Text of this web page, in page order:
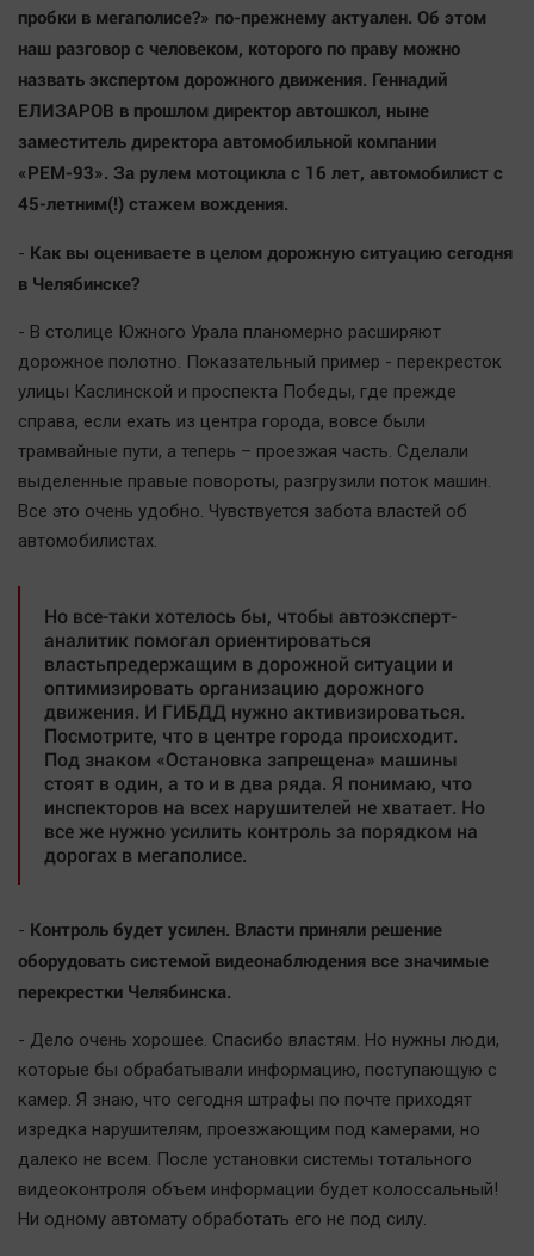
Общество
Политика
Экономика
Культура
Спорт
Технологии
Отраслевые темы
Hедвижимость
Образование
Автомобили
XX век: криминальные уроки
Банки
Медиаграмотность
Новости компаний
Прогулки по городу Ч
Спецпроект
Статистика
Челябинск космический
Bookworms
English version
Online-консультация
Актуальная тема
Афиша
Блогеркуль
Быстрый медиазавод
Вирус чтения
пробки в мегаполисе?» по-прежнему актуален. Об этом
наш разговор с человеком, которого по праву можно
назвать экспертом дорожного движения. Геннадий
ЕЛИЗАРОВ в прошлом директор автошкол, ныне
заместитель директора автомобильной компании
«РЕМ-93». За рулем мотоцикла с 16 лет, автомобилист с
45-летним(!) стажем вождения.
- Как вы оцениваете в целом дорожную ситуацию сегодня
в Челябинске?
- В столице Южного Урала планомерно расширяют
дорожное полотно. Показательный пример - перекресток
улицы Каслинской и проспекта Победы, где прежде
справа, если ехать из центра города, вовсе были
трамвайные пути, а теперь – проезжая часть. Сделали
выделенные правые повороты, разгрузили поток машин.
Все это очень удобно. Чувствуется забота властей об
автомобилистах.
Но все-таки хотелось бы, чтобы автоэксперт-
аналитик помогал ориентироваться
властьпредержащим в дорожной ситуации и
оптимизировать организацию дорожного
движения. И ГИБДД нужно активизироваться.
Посмотрите, что в центре города происходит.
Под знаком «Остановка запрещена» машины
стоят в один, а то и в два ряда. Я понимаю, что
инспекторов на всех нарушителей не хватает. Но
все же нужно усилить контроль за порядком на
дорогах в мегаполисе.
- Контроль будет усилен. Власти приняли решение
оборудовать системой видеонаблюдения все значимые
перекрестки Челябинска.
- Дело очень хорошее. Спасибо властям. Но нужны люди,
которые бы обрабатывали информацию, поступающую с
камер. Я знаю, что сегодня штрафы по почте приходят
изредка нарушителям, проезжающим под камерами, но
далеко не всем. После установки системы тотального
видеоконтроля объем информации будет колоссальный!
Ни одному автомату обработать его не под силу.